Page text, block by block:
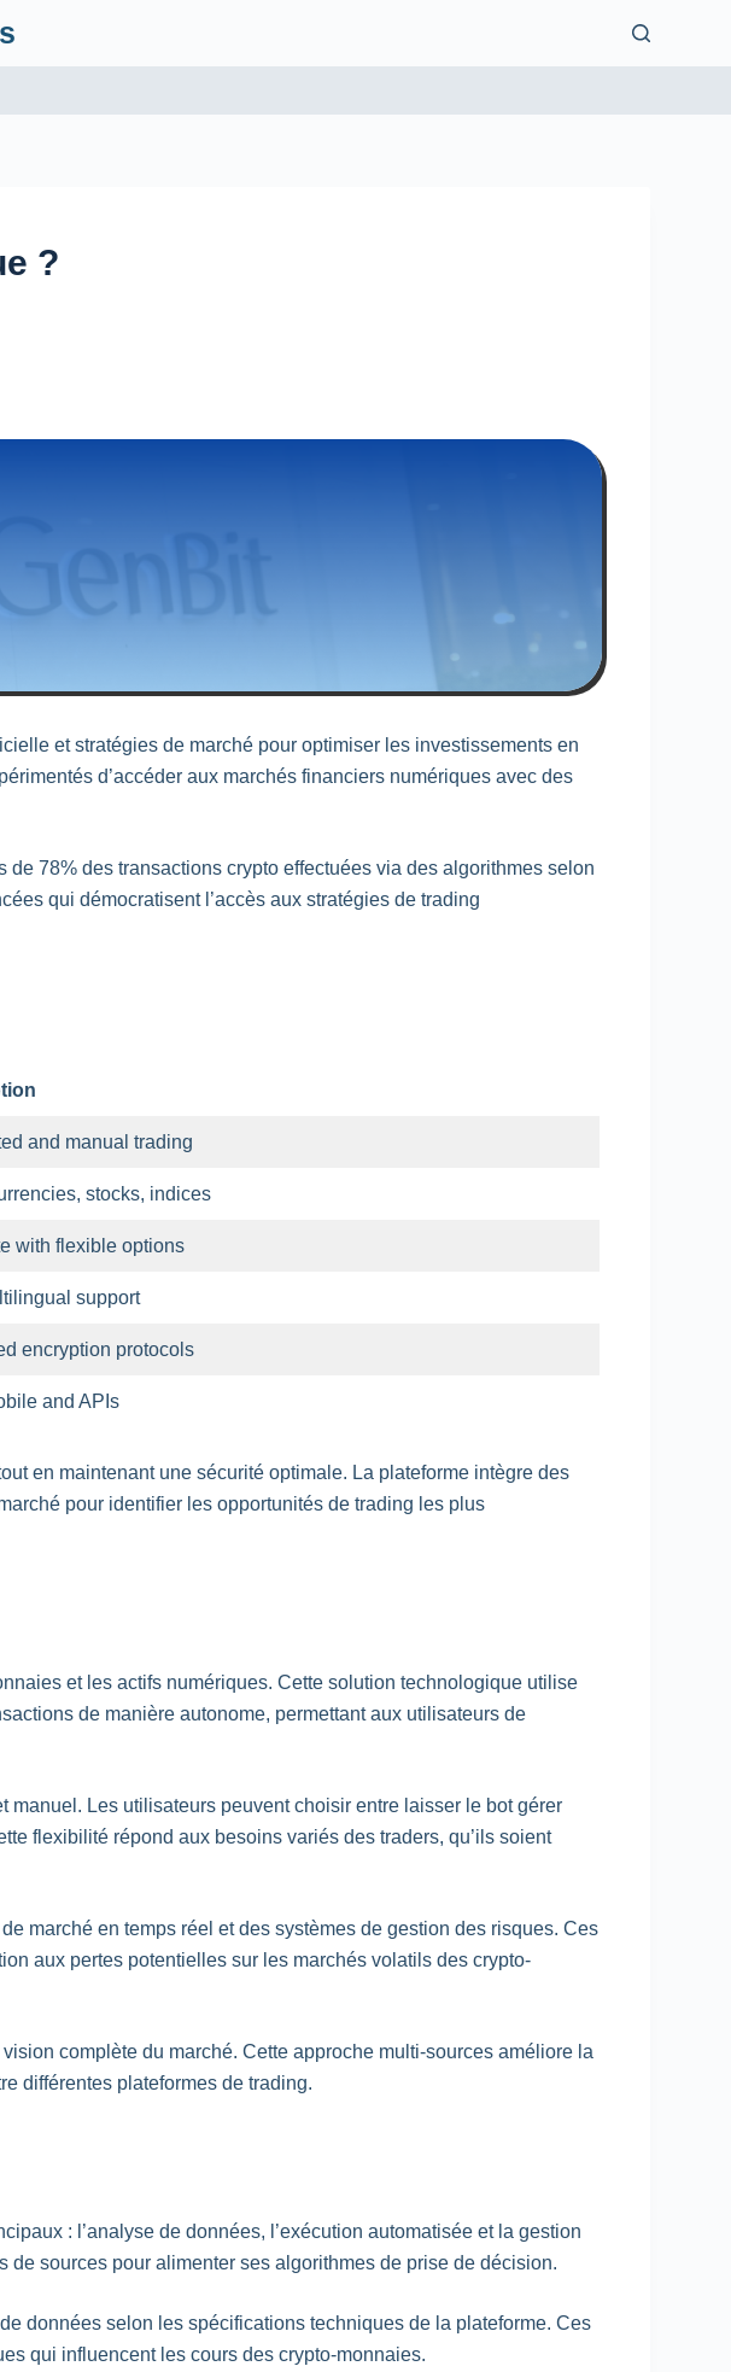
?
et stratégies de marché pour optimiser les investissements en
d’accéder aux marchés financiers numériques avec des
78% des transactions crypto effectuées via des algorithmes selon
qui démocratisent l’accès aux stratégies de trading
and manual trading
stocks, indices
with flexible options
support
encryption protocols
and APIs
en maintenant une sécurité optimale. La plateforme intègre des
pour identifier les opportunités de trading les plus
et les actifs numériques. Cette solution technologique utilise
de manière autonome, permettant aux utilisateurs de
Les utilisateurs peuvent choisir entre laisser le bot gérer
flexibilité répond aux besoins variés des traders, qu’ils soient
marché en temps réel et des systèmes de gestion des risques. Ces
aux pertes potentielles sur les marchés volatils des crypto-
complète du marché. Cette approche multi-sources améliore la
différentes plateformes de trading.
: l’analyse de données, l’exécution automatisée et la gestion
sources pour alimenter ses algorithmes de prise de décision.
données selon les spécifications techniques de la plateforme. Ces
qui influencent les cours des crypto-monnaies.